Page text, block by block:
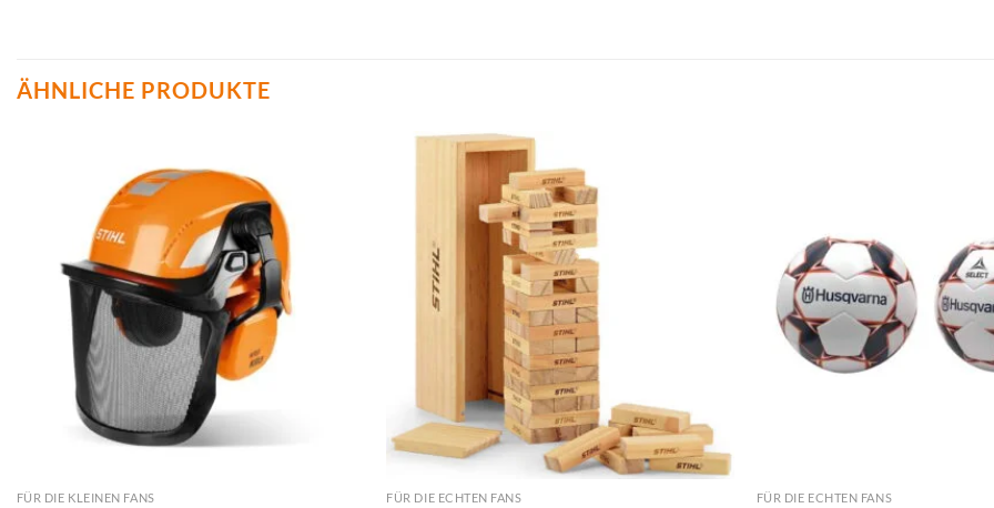
ÄHNLICHE PRODUKTE
FÜR DIE KLEINEN FANS FÜR DIE ECHTEN FANS FÜR DIE ECHTEN FANS